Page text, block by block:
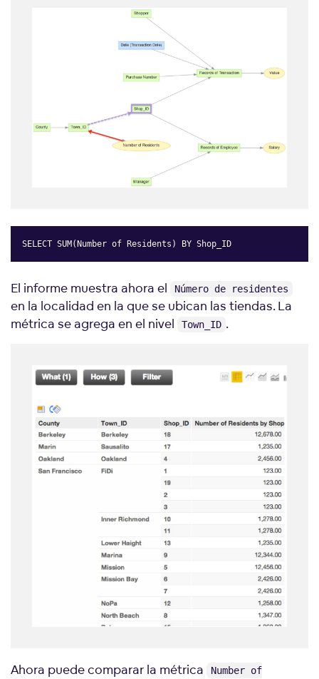
SELECT SUM(Number of Residents) BY Shop_ID
El informe muestra ahora el Número de residentes
en la localidad en la que se ubican las tiendas. La
métrica se agrega en el nivel
Town_ID .
Ahora puede comparar la métrica
Number of